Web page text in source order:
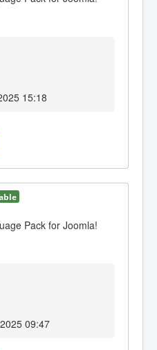
15:18
Pack for Joomla!
09:47